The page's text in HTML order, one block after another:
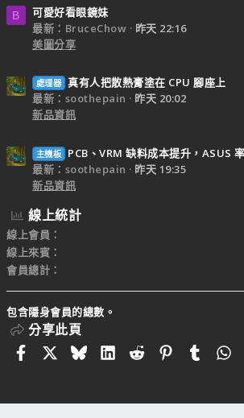
B
可愛好看眼鏡妹
最新：BruceChow
昨天 22:16
美圖分享
處理器 真有人把散熱膏塗在 CPU 腳座上
最新：soothepain
昨天 20:02
新品資訊
主機板
PCB、VRM 缺料成本提升，ASUS
最新：soothepain
昨天 19:35
新品資訊
線上統計
線上會員
線上來賓
會員總計
包含隱身會員的總數。
分享此頁
FacebookBlueskyLinkedIn
RedditPinterest